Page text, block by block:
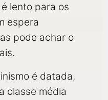
lento para os
espera
pode achar o
é datada,
classe média